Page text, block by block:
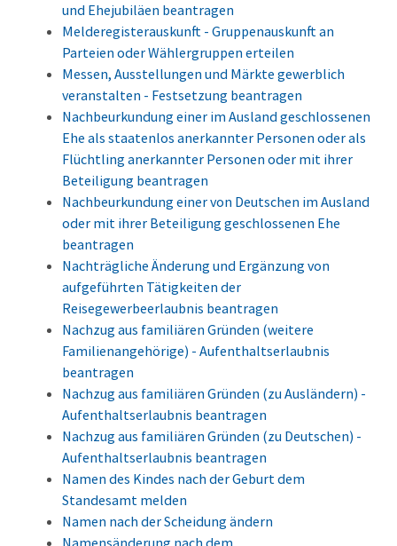
und Ehejubiläen beantragen
Melderegisterauskunft - Gruppenauskunft an
Parteien oder Wählergruppen erteilen
Messen, Ausstellungen und Märkte gewerblich
veranstalten - Festsetzung beantragen
Nachbeurkundung einer im Ausland geschlossenen
Ehe als staatenlos anerkannter Personen oder als
Flüchtling anerkannter Personen oder mit ihrer
Beteiligung beantragen
Nachbeurkundung einer von Deutschen im Ausland
oder mit ihrer Beteiligung geschlossenen Ehe
beantragen
Nachträgliche Änderung und Ergänzung von
aufgeführten Tätigkeiten der
Reisegewerbeerlaubnis beantragen
Nachzug aus familiären Gründen (weitere
Familienangehörige) - Aufenthaltserlaubnis
beantragen
Nachzug aus familiären Gründen (zu Ausländern) -
Aufenthaltserlaubnis beantragen
Nachzug aus familiären Gründen (zu Deutschen) -
Aufenthaltserlaubnis beantragen
Namen des Kindes nach der Geburt dem
Standesamt melden
Namen nach der Scheidung ändern